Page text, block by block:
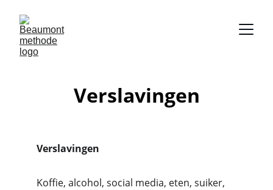
Verslavingen
Verslavingen
Koffie, alcohol, social media, eten, suiker,